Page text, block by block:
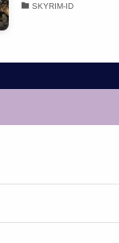
SKYRIM-ID